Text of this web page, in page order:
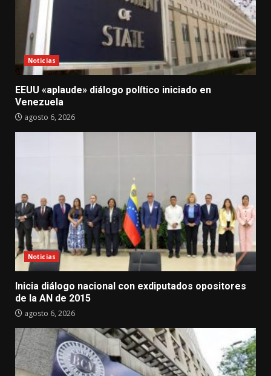
Noticias
EEUU «aplaude» diálogo político iniciado en
Venezuela
agosto 6, 2026
Noticias
Inicia diálogo nacional con exdiputados opositores
de la AN de 2015
agosto 6, 2026